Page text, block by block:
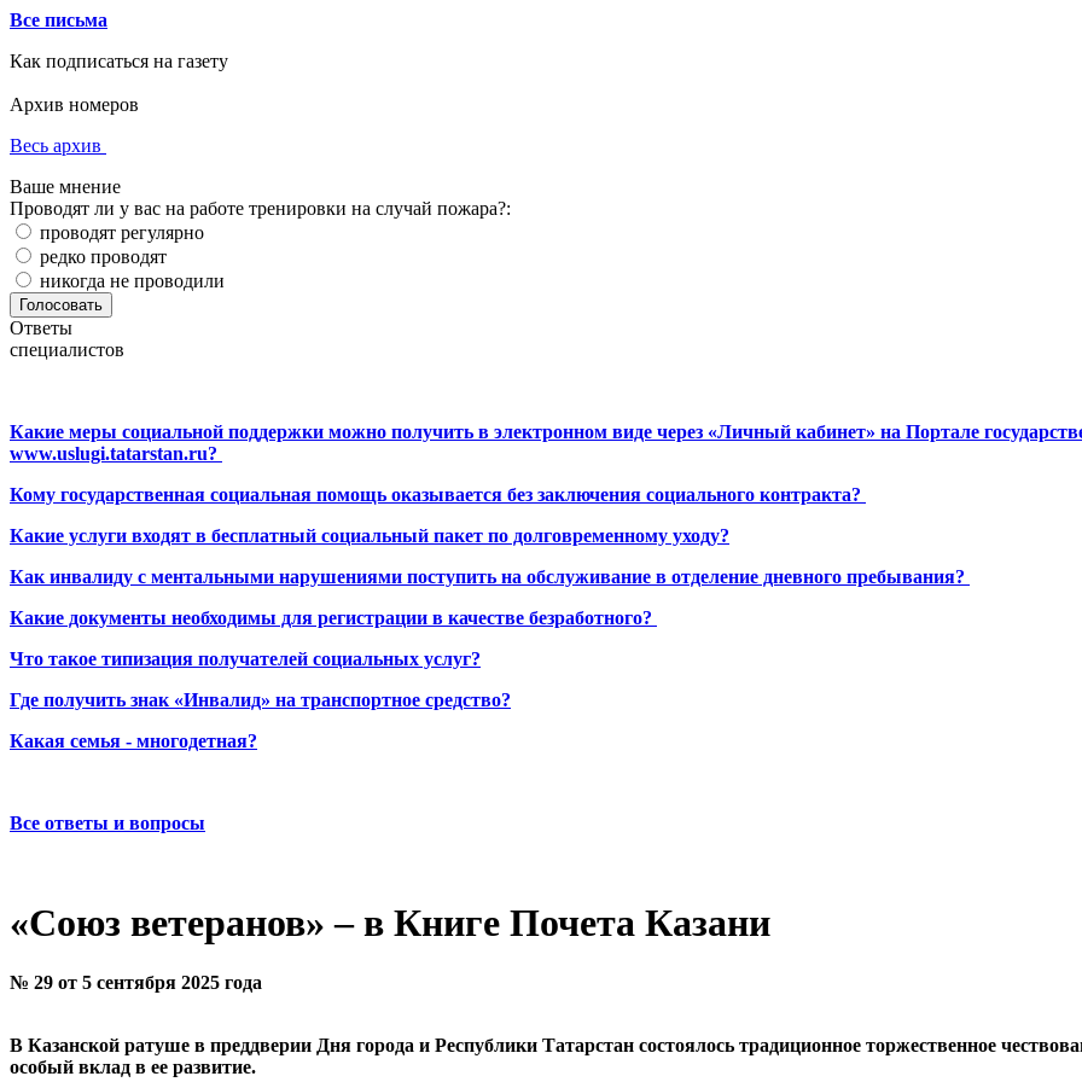
Все письма
Как подписаться на газету
Архив номеров
Весь архив
Ваше мнение
Проводят ли у вас на работе тренировки на случай пожара?:
проводят регулярно
редко проводят
никогда не проводили
Ответы
специалистов
Какие меры социальной поддержки можно получить в электронном виде через «Личный кабинет» на Портале
www.uslugi.tatarstan.ru?
Кому государственная социальная помощь оказывается без заключения социального контракта?
Какие услуги входят в бесплатный социальный пакет по долговременному уходу?
Как инвалиду с ментальными нарушениями поступить на обслуживание в отделение дневного пребывания?
Какие документы необходимы для регистрации в качестве безработного?
Что такое типизация получателей социальных услуг?
Где получить знак «Инвалид» на транспортное средство?
Какая семья - многодетная?
Все ответы и вопросы
«Союз ветеранов» – в Книге Почета Казани
№ 29 от 5 сентября 2025 года
В Казанской ратуше в преддверии Дня города и Республики Татарстан состоялось традиционное торжественное
особый вклад в ее развитие.